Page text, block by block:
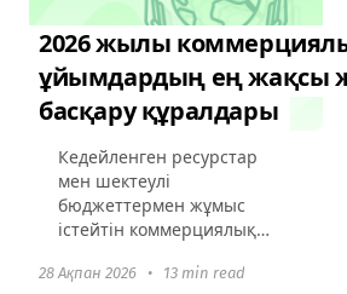
2026 жылы
ұйымдардың ең жақсы
басқару құралдары
Кедейленген ресурстар
мен шектеулі
бюджеттермен жұмыс
істейтін коммерциялық
жобаларды басқару сәттілік
28 Ақпан 2026 • 13 min read